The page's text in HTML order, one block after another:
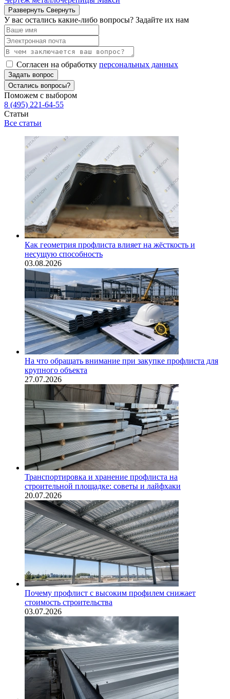
Развернуть Свернуть
У вас остались какие-либо вопросы? Задайте их нам
Согласен на обработку персональных данных
Задать вопрос
Остались вопросы?
Поможем с выбором
8 (495) 221-64-55
Статьи
Все статьи
Как геометрия профлиста влияет на жёсткость и
несущую способность
03.08.2026
На что обращать внимание при закупке профлиста для
крупного объекта
27.07.2026
Транспортировка и хранение профлиста на
строительной площадке: советы и лайфхаки
20.07.2026
Почему профлист с высоким профилем снижает
стоимость строительства
03.07.2026